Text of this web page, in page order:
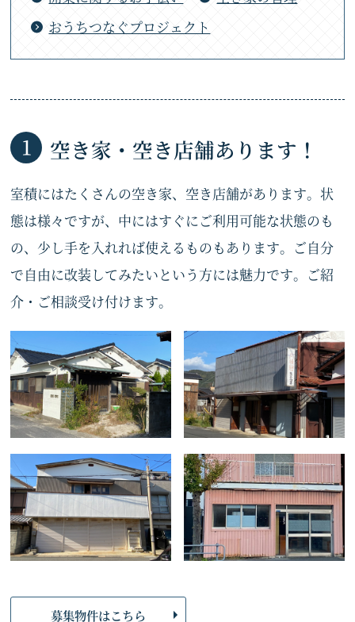
おうちつなぐプロジェクト
空き家・空き店舗あります！
室積にはたくさんの空き家、空き店舗があります。状
態は様々ですが、中にはすぐにご利用可能な状態のも
の、少し手を入れれば使えるものもあります。ご自分
で自由に改装してみたいという方には魅力です。ご紹
介・ご相談受け付けます。
募集物件はこちら